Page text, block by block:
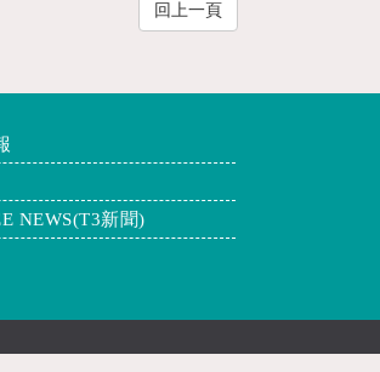
回上一頁
NEWS(T3新聞)